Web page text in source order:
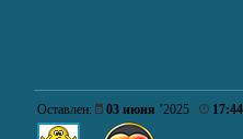
Оставлен: 03 июня ’2025 17:44